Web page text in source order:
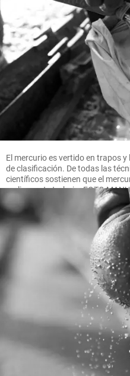
El mercurio es vertido en trapos
de clasificación. De todas las
científicos sostienen que el
realizar este trabajo. FOTO